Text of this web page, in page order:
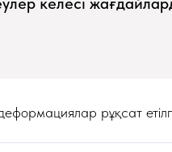
рұқсат